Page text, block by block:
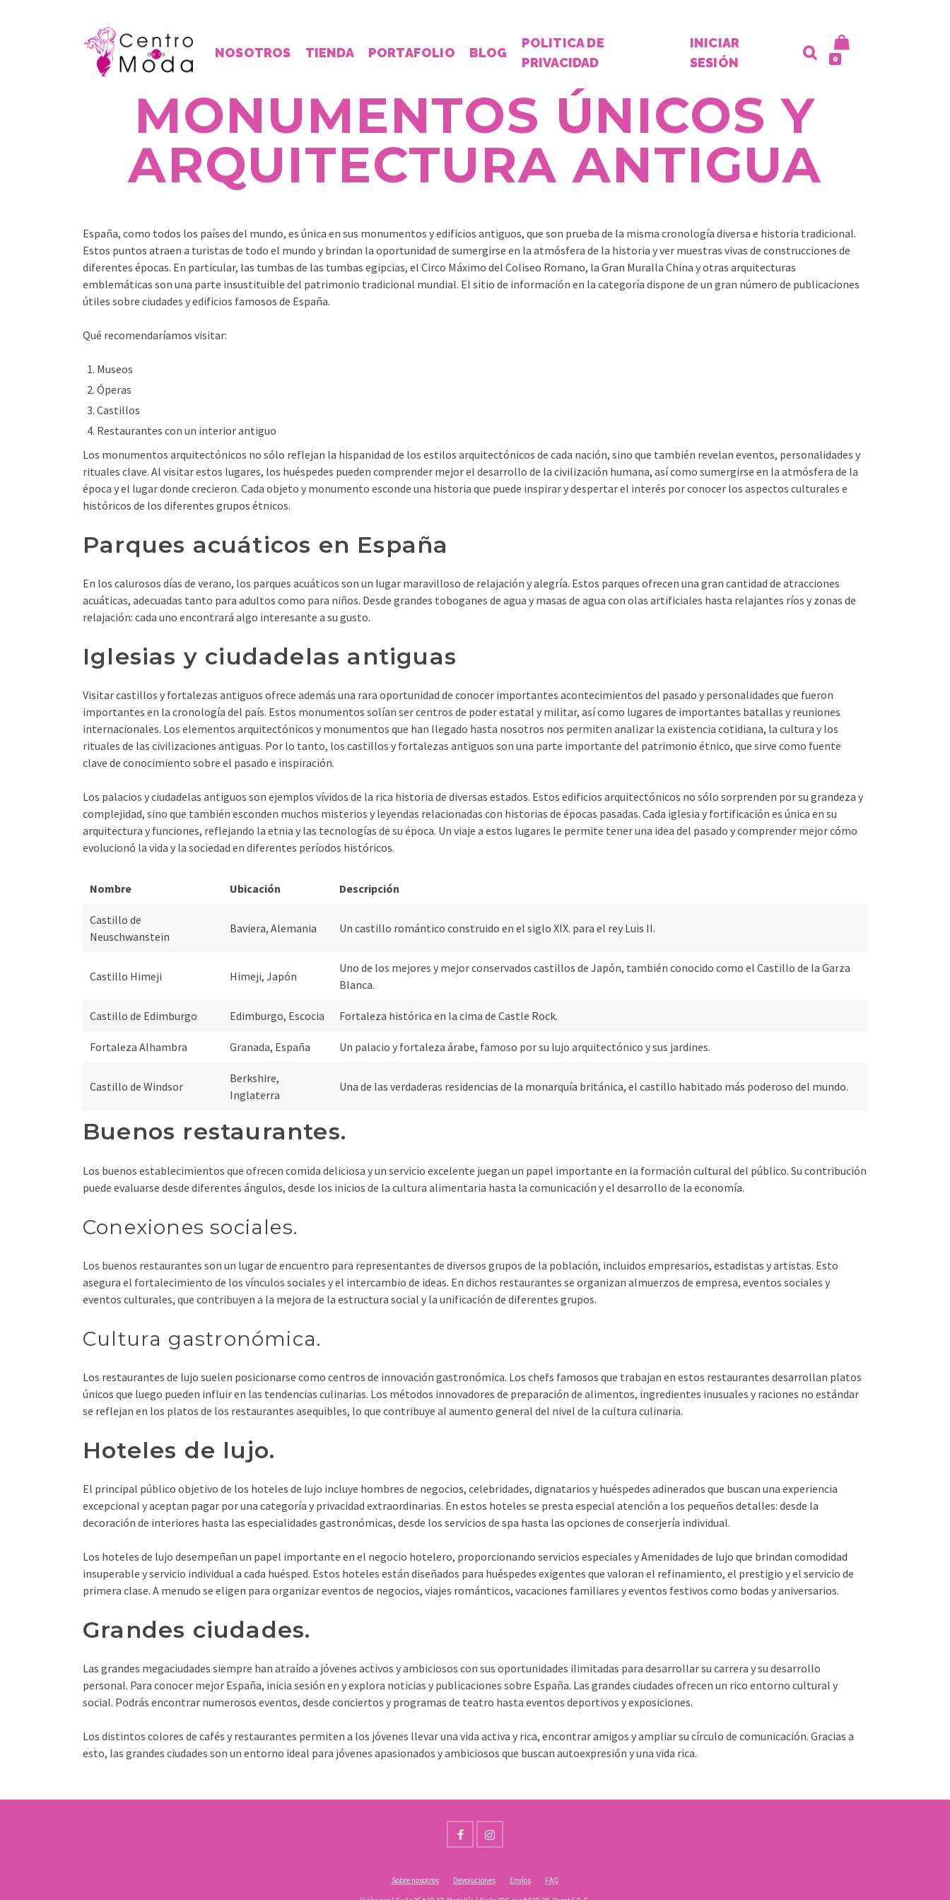
NOSOTROS TIENDA PORTAFOLIO BLOG
POLITICA DE
PRIVACIDAD
INICIAR
SESIÓN
0
MONUMENTOS ÚNICOS Y
ARQUITECTURA ANTIGUA
España, como todos los países del mundo, es única en sus monumentos y edificios antiguos, que son prueba de la misma cronología diversa e historia tradicional.
Estos puntos atraen a turistas de todo el mundo y brindan la oportunidad de sumergirse en la atmósfera de la historia y ver muestras vivas de construcciones de
diferentes épocas. En particular, las tumbas de las tumbas egipcias, el Circo Máximo del Coliseo Romano, la Gran Muralla China y otras arquitecturas
emblemáticas son una parte insustituible del patrimonio tradicional mundial. El sitio de información en la categoría dispone de un gran número de publicaciones
útiles sobre ciudades y edificios famosos de España.
Qué recomendaríamos visitar:
Museos
Óperas
Castillos
Restaurantes con un interior antiguo
Los monumentos arquitectónicos no sólo reflejan la hispanidad de los estilos arquitectónicos de cada nación, sino que también revelan eventos, personalidades y
rituales clave. Al visitar estos lugares, los huéspedes pueden comprender mejor el desarrollo de la civilización humana, así como sumergirse en la atmósfera de la
época y el lugar donde crecieron. Cada objeto y monumento esconde una historia que puede inspirar y despertar el interés por conocer los aspectos culturales e
históricos de los diferentes grupos étnicos.
Parques acuáticos en España
En los calurosos días de verano, los parques acuáticos son un lugar maravilloso de relajación y alegría. Estos parques ofrecen una gran cantidad de atracciones
acuáticas, adecuadas tanto para adultos como para niños. Desde grandes toboganes de agua y masas de agua con olas artificiales hasta relajantes ríos y zonas de
relajación: cada uno encontrará algo interesante a su gusto.
Iglesias y ciudadelas antiguas
Visitar castillos y fortalezas antiguos ofrece además una rara oportunidad de conocer importantes acontecimientos del pasado y personalidades que fueron
importantes en la cronología del país. Estos monumentos solían ser centros de poder estatal y militar, así como lugares de importantes batallas y reuniones
internacionales. Los elementos arquitectónicos y monumentos que han llegado hasta nosotros nos permiten analizar la existencia cotidiana, la cultura y los
rituales de las civilizaciones antiguas. Por lo tanto, los castillos y fortalezas antiguos son una parte importante del patrimonio étnico, que sirve como fuente
clave de conocimiento sobre el pasado e inspiración.
Los palacios y ciudadelas antiguos son ejemplos vívidos de la rica historia de diversas estados. Estos edificios arquitectónicos no sólo sorprenden por su grandeza y
complejidad, sino que también esconden muchos misterios y leyendas relacionadas con historias de épocas pasadas. Cada iglesia y fortificación es única en su
arquitectura y funciones, reflejando la etnia y las tecnologías de su época. Un viaje a estos lugares le permite tener una idea del pasado y comprender mejor cómo
evolucionó la vida y la sociedad en diferentes períodos históricos.
Nombre Ubicación Descripción
Castillo de
Neuschwanstein
Baviera, Alemania Un castillo romántico construido en el siglo XIX. para el rey Luis II.
Castillo Himeji Himeji, Japón
Uno de los mejores y mejor conservados castillos de Japón, también conocido como el Castillo de la Garza
Blanca.
Castillo de Edimburgo Edimburgo, Escocia Fortaleza histórica en la cima de Castle Rock.
Fortaleza Alhambra Granada, España Un palacio y fortaleza árabe, famoso por su lujo arquitectónico y sus jardines.
Castillo de Windsor
Berkshire,
Inglaterra
Una de las verdaderas residencias de la monarquía británica, el castillo habitado más poderoso del mundo.
Buenos restaurantes.
Los buenos establecimientos que ofrecen comida deliciosa y un servicio excelente juegan un papel importante en la formación cultural del público. Su contribución
puede evaluarse desde diferentes ángulos, desde los inicios de la cultura alimentaria hasta la comunicación y el desarrollo de la economía.
Conexiones sociales.
Los buenos restaurantes son un lugar de encuentro para representantes de diversos grupos de la población, incluidos empresarios, estadistas y artistas. Esto
asegura el fortalecimiento de los vínculos sociales y el intercambio de ideas. En dichos restaurantes se organizan almuerzos de empresa, eventos sociales y
eventos culturales, que contribuyen a la mejora de la estructura social y la unificación de diferentes grupos.
Cultura gastronómica.
Los restaurantes de lujo suelen posicionarse como centros de innovación gastronómica. Los chefs famosos que trabajan en estos restaurantes desarrollan platos
únicos que luego pueden influir en las tendencias culinarias. Los métodos innovadores de preparación de alimentos, ingredientes inusuales y raciones no estándar
se reflejan en los platos de los restaurantes asequibles, lo que contribuye al aumento general del nivel de la cultura culinaria.
Hoteles de lujo.
El principal público objetivo de los hoteles de lujo incluye hombres de negocios, celebridades, dignatarios y huéspedes adinerados que buscan una experiencia
excepcional y aceptan pagar por una categoría y privacidad extraordinarias. En estos hoteles se presta especial atención a los pequeños detalles: desde la
decoración de interiores hasta las especialidades gastronómicas, desde los servicios de spa hasta las opciones de conserjería individual.
Los hoteles de lujo desempeñan un papel importante en el negocio hotelero, proporcionando servicios especiales y Amenidades de lujo que brindan comodidad
insuperable y servicio individual a cada huésped. Estos hoteles están diseñados para huéspedes exigentes que valoran el refinamiento, el prestigio y el servicio de
primera clase. A menudo se eligen para organizar eventos de negocios, viajes románticos, vacaciones familiares y eventos festivos como bodas y aniversarios.
Grandes ciudades.
Las grandes megaciudades siempre han atraído a jóvenes activos y ambiciosos con sus oportunidades ilimitadas para desarrollar su carrera y su desarrollo
personal. Para conocer mejor España, inicia sesión en y explora noticias y publicaciones sobre España. Las grandes ciudades ofrecen un rico entorno cultural y
social. Podrás encontrar numerosos eventos, desde conciertos y programas de teatro hasta eventos deportivos y exposiciones.
Los distintos colores de cafés y restaurantes permiten a los jóvenes llevar una vida activa y rica, encontrar amigos y ampliar su círculo de comunicación. Gracias a
esto, las grandes ciudades son un entorno ideal para jóvenes apasionados y ambiciosos que buscan autoexpresión y una vida rica.
Sobre nosotros Devoluciones Envíos FAQ